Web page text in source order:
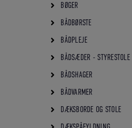
BØGER
BÅDBØRSTE
BÅDPLEJE
BÅDSÆDER - STYRESTOLE
BÅDSHAGER
BÅDVARMER
DÆKSBORDE OG STOLE